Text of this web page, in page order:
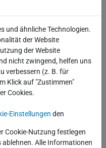
und ähnliche Technologien.
der Website
der Website
nicht zwingend, helfen uns
verbessern (z. B. für
Klick auf "Zustimmen"
Cookies.
Einstellungen den
Cookie-Nutzung festlegen
Alle Informationen